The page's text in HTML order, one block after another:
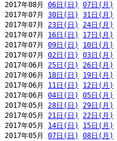
2017年08月 06日(日) 07日(月)
2017年07月 30日(日) 31日(月)
2017年07月 23日(日) 24日(月)
2017年07月 16日(日) 17日(月)
2017年07月 09日(日) 10日(月)
2017年07月 02日(日) 03日(月)
2017年06月 25日(日) 26日(月)
2017年06月 18日(日) 19日(月)
2017年06月 11日(日) 12日(月)
2017年06月 04日(日) 05日(月)
2017年05月 28日(日) 29日(月)
2017年05月 21日(日) 22日(月)
2017年05月 14日(日) 15日(月)
2017年05月 07日(日) 08日(月)